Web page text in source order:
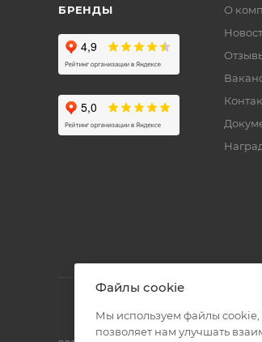
БРЕНДЫ
О
Файлы cookie
Мы используем файлы
позволяет нам улучшать